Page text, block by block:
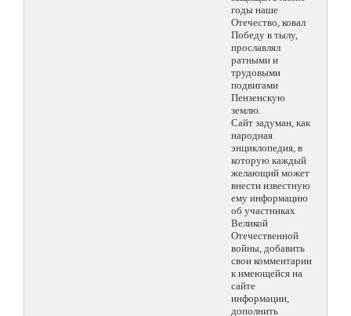
годы наше
Отечество, ковал
Победу в тылу,
прославлял
ратными и
трудовыми
подвигами
Пензенскую
землю.
Сайт задуман, как
народная
энциклопедия, в
которую каждый
желающий может
внести известную
ему информацию
об участниках
Великой
Отечественной
войны, добавить
свои комментарии
к имеющейся на
сайте
информации,
дополнить